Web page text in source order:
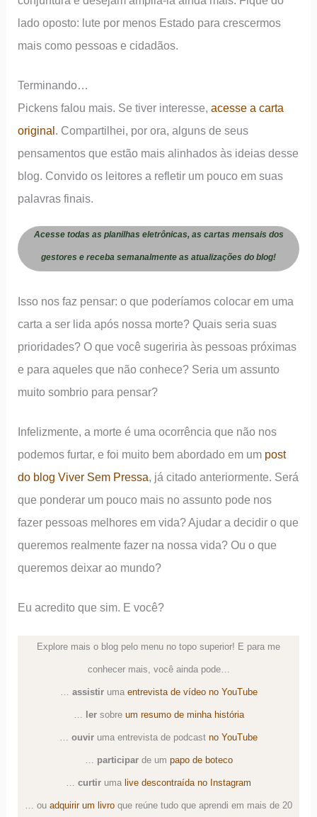
lado oposto: lute por menos Estado para crescermos
mais como pessoas e cidadãos.
Terminando…
Pickens falou mais. Se tiver interesse,acesse a carta
original. Compartilhei, por ora, alguns de seus
pensamentos que estão mais alinhados às ideias desse
blog. Convido os leitores a refletir um pouco em suas
palavras finais.
Acesse todas as planilhas eletrônicas, as cartas mensais dos
gestores e receba semanalmente as atualizações do blog!
Isso nos faz pensar: o que poderíamos colocar em uma
carta a ser lida após nossa morte? Quais seria suas
prioridades? O que você sugeriria às pessoas próximas
e para aqueles que não conhece? Seria um assunto
muito sombrio para pensar?
Infelizmente, a morte é uma ocorrência que não nos
podemos furtar, e foi muito bem abordado em um post
do blog Viver Sem Pressa, já citado anteriormente. Será
que ponderar um pouco mais no assunto pode nos
fazer pessoas melhores em vida? Ajudar a decidir o que
queremos realmente fazer na nossa vida? Ou o que
queremos deixar ao mundo?
Eu acredito que sim. E você?
Explore mais o blog pelo menu no topo superior! E para me
conhecer mais, você ainda pode…
assistir uma entrevista de vídeo no YouTube
ler sobre um resumo de minha história
ouvir uma entrevista de podcast no YouTube
participarde um papo de boteco
curtir uma live descontraída no Instagram
… ou adquirir um livro que reúne tudo que aprendi em mais de 20